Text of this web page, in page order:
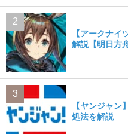
【アークナ
解説【明日方舟
【ヤンジャ
処法を解説